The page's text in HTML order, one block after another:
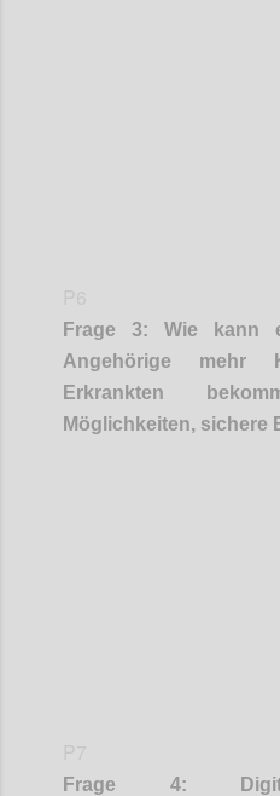
Frage 3: Wie kann
Angehörige mehr
Erkrankten
Möglichkeiten, sichere
Frage 4: